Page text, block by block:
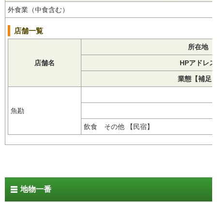
外食業（中食含む）
店舗一覧
店舗名
所在地
HPアドレス
業態【補足
魚勘
飲食 その他 【民宿】
地物一番